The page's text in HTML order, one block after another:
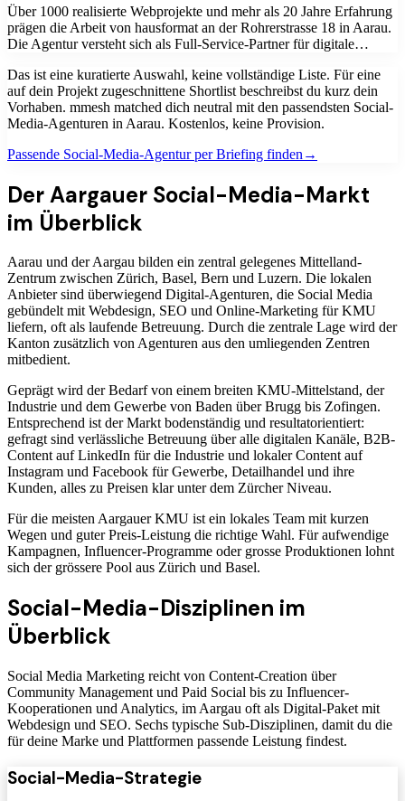
Über 1000 realisierte Webprojekte und mehr als 20 Jahre Erfahrung
prägen die Arbeit von hausformat an der Rohrerstrasse 18 in Aarau.
Die Agentur versteht sich als Full-Service-Partner für digitale…
Das ist eine kuratierte Auswahl, keine vollständige Liste. Für eine
auf dein Projekt zugeschnittene Shortlist beschreibst du kurz dein
Vorhaben. mmesh matched dich neutral mit den passendsten Social-
Media-Agenturen in Aarau. Kostenlos, keine Provision.
Passende Social-Media-Agenturper Briefing finden →
Der Aargauer Social-Media-Markt
im Überblick
Aarau und der Aargau bilden ein zentral gelegenes Mittelland-
Zentrum zwischen Zürich, Basel, Bern und Luzern. Die lokalen
Anbieter sind überwiegend Digital-Agenturen, die Social Media
gebündelt mit Webdesign, SEO und Online-Marketing für KMU
liefern, oft als laufende Betreuung. Durch die zentrale Lage wird der
Kanton zusätzlich von Agenturen aus den umliegenden Zentren
mitbedient.
Geprägt wird der Bedarf von einem breiten KMU-Mittelstand, der
Industrie und dem Gewerbe von Baden über Brugg bis Zofingen.
Entsprechend ist der Markt bodenständig und resultatorientiert:
gefragt sind verlässliche Betreuung über alle digitalen Kanäle, B2B-
Content auf LinkedIn für die Industrie und lokaler Content auf
Instagram und Facebook für Gewerbe, Detailhandel und ihre
Kunden, alles zu Preisen klar unter dem Zürcher Niveau.
Für die meisten Aargauer KMU ist ein lokales Team mit kurzen
Wegen und guter Preis-Leistung die richtige Wahl. Für aufwendige
Kampagnen, Influencer-Programme oder grosse Produktionen lohnt
sich der grössere Pool aus Zürich und Basel.
Social-Media-Disziplinen im
Überblick
Social Media Marketing reicht von Content-Creation über
Community Management und Paid Social bis zu Influencer-
Kooperationen und Analytics, im Aargau oft als Digital-Paket mit
Webdesign und SEO. Sechs typische Sub-Disziplinen, damit du die
für deine Marke und Plattformen passende Leistung findest.
Social-Media-Strategie